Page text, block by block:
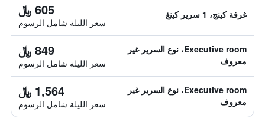
غرفة كينج، 1 سرير كينغ 605 ﷼
سعر الليلة شامل الرسوم
Executive room، نوع السرير غير
معروف
849 ﷼
سعر الليلة شامل الرسوم
Executive room، نوع السرير غير
معروف
1,564 ﷼
سعر الليلة شامل الرسوم